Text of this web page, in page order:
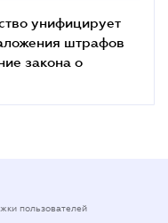
унифицирует
штрафов
закона о
пользователей